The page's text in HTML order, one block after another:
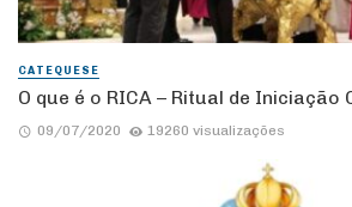
CATEQUESE
O que é o RICA – Ritual de
09/07/2020 19260 visualizações